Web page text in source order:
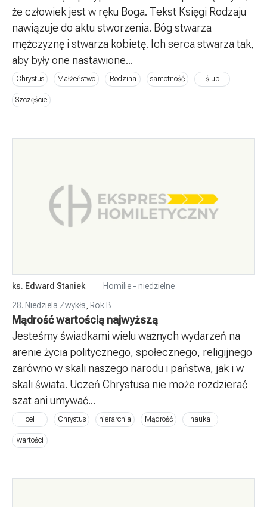
że człowiek jest w ręku Boga. Tekst Księgi Rodzaju
nawiązuje do aktu stworzenia. Bóg stwarza
mężczyznę i stwarza kobietę. Ich serca stwarza tak,
aby były one nastawione...
Chrystus Małżeństwo Rodzina samotność ślub
Szczęście
ks. Edward Staniek
Homilie - niedzielne
28. Niedziela Zwykła
Rok B
Mądrość wartością najwyższą
Jesteśmy świadkami wielu ważnych wydarzeń na
arenie życia politycznego, społecznego, religijnego
zarówno w skali naszego narodu i państwa, jak i w
skali świata. Uczeń Chrystusa nie może rozdzierać
szat ani umywać...
cel Chrystus hierarchia Mądrość nauka
wartości